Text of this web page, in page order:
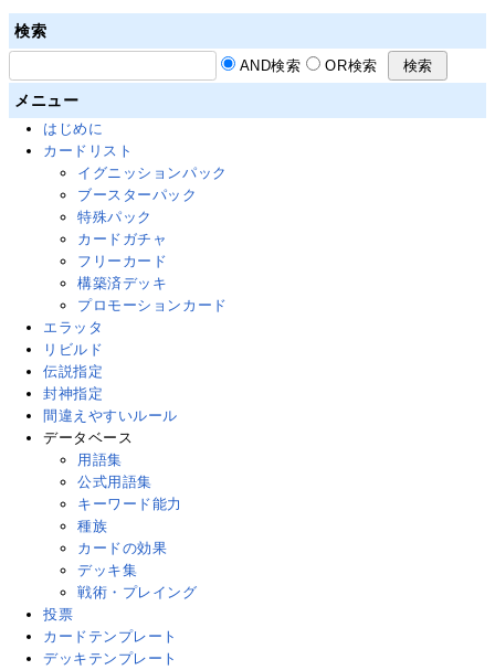
検索
AND検索 OR検索
メニュー
はじめに
カードリスト
イグニッションパック
ブースターパック
特殊パック
カードガチャ
フリーカード
構築済デッキ
プロモーションカード
エラッタ
リビルド
伝説指定
封神指定
間違えやすいルール
データベース
用語集
公式用語集
キーワード能力
種族
カードの効果
デッキ集
戦術・プレイング
投票
カードテンプレート
デッキテンプレート